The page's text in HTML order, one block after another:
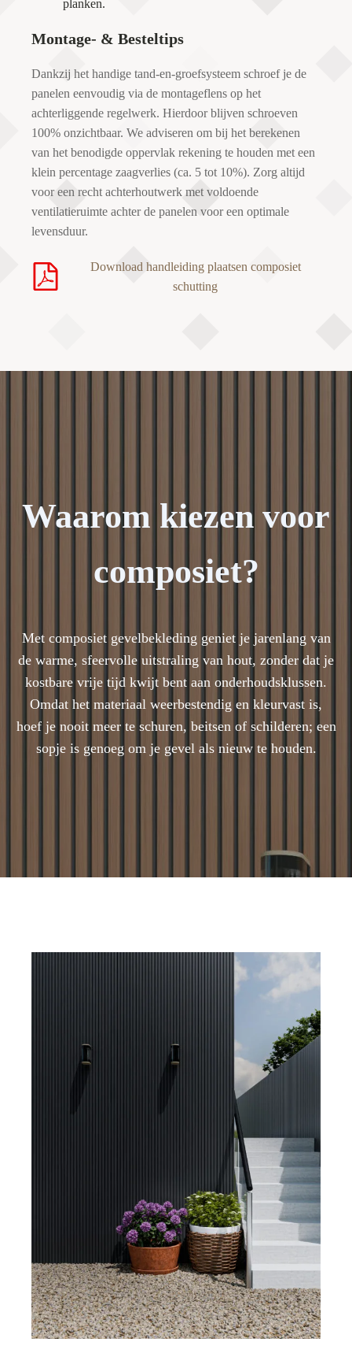
planken.
Montage- & Besteltips
Dankzij het handige tand-en-groefsysteem schroef je de
panelen eenvoudig via de montageflens op het
achterliggende regelwerk. Hierdoor blijven schroeven
100% onzichtbaar. We adviseren om bij het berekenen
van het benodigde oppervlak rekening te houden met een
klein percentage zaagverlies (ca. 5 tot 10%). Zorg altijd
voor een recht achterhoutwerk met voldoende
ventilatieruimte achter de panelen voor een optimale
levensduur.
Download handleiding plaatsen composiet
schutting
Waarom kiezen voor
composiet?
Met composiet gevelbekleding geniet je jarenlang van
de warme, sfeervolle uitstraling van hout, zonder dat je
kostbare vrije tijd kwijt bent aan onderhoudsklussen.
Omdat het materiaal weerbestendig en kleurvast is,
hoef je nooit meer te schuren, beitsen of schilderen; een
sopje is genoeg om je gevel als nieuw te houden.